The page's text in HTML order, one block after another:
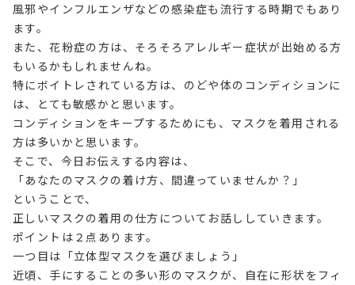
風邪やインフルエンザなどの感染症も流行する時期でもあり
ます。
また、花粉症の方は、そろそろアレルギー症状が出始める方
もいるかもしれませんね。
特にボイトレされている方は、のどや体のコンディションに
は、とても敏感かと思います。
コンディションをキープするためにも、マスクを着用される
方は多いかと思います。
そこで、今日お伝えする内容は、
「あなたのマスクの着け方、間違っていませんか？」
ということで、
正しいマスクの着用の仕方についてお話ししていきます。
ポイントは２点あります。
一つ目は「立体型マスクを選びましょう」
近頃、手にすることの多い形のマスクが、自在に形状をフィ